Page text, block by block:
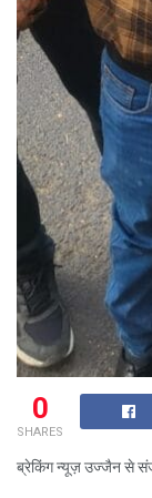
0
SHARES
ब्रेकिंग न्यूज़ उज्जैन से